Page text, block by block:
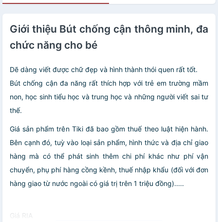
Giới thiệu Bút chống cận thông minh, đa
chức năng cho bé
Dẽ dàng viết được chữ đẹp và hình thành thói quen rất tốt.
Bút chống cận đa năng rất thích hợp với trẻ em trường mầm
non, học sinh tiểu học và trung học và những người viết sai tư
thế.
Giá sản phẩm trên Tiki đã bao gồm thuế theo luật hiện hành.
Bên cạnh đó, tuỳ vào loại sản phẩm, hình thức và địa chỉ giao
hàng mà có thể phát sinh thêm chi phí khác như phí vận
chuyển, phụ phí hàng cồng kềnh, thuế nhập khẩu (đối với đơn
hàng giao từ nước ngoài có giá trị trên 1 triệu đồng).....
Giá RIA